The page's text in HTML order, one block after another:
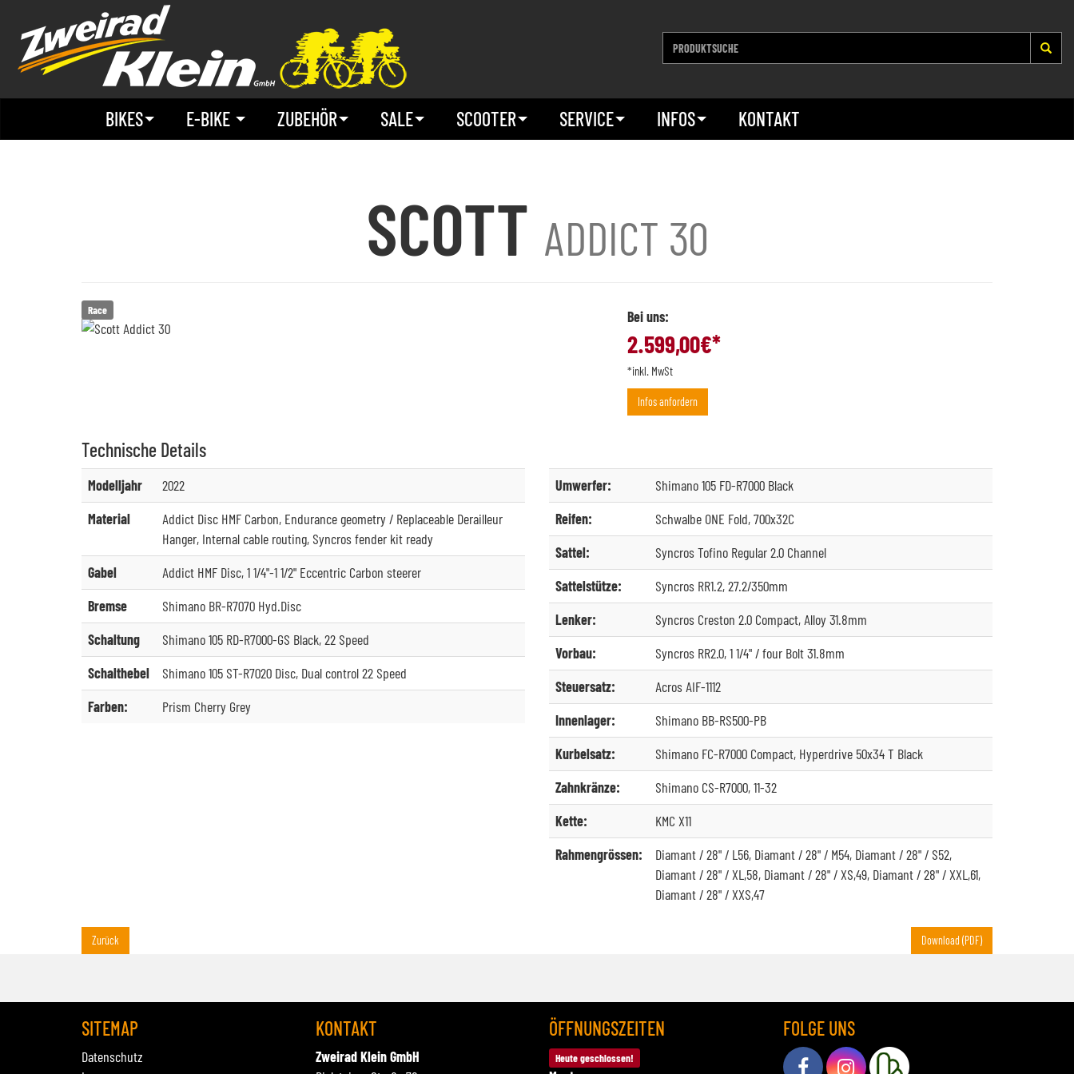
BIKES E-BIKE ZUBEHÖR SALE SCOOTER SERVICE INFOS KONTAKT
SCOTT ADDICT 30
Race Bei uns:
2.599,00€*
*inkl. MwSt
Infos anfordern
Technische Details
Modelljahr
2022
Material
Addict Disc HMF Carbon, Endurance geometry / Replaceable Derailleur
Hanger, Internal cable routing, Syncros fender kit ready
Gabel
Addict HMF Disc, 1 1/4"-1 1/2" Eccentric Carbon steerer
Bremse
Shimano BR-R7070 Hyd.Disc
Schaltung
Shimano 105 RD-R7000-GS Black, 22 Speed
Schalthebel
Shimano 105 ST-R7020 Disc, Dual control 22 Speed
Farben:
Prism Cherry Grey
Umwerfer:
Shimano 105 FD-R7000 Black
Reifen:
Schwalbe ONE Fold, 700x32C
Sattel:
Syncros Tofino Regular 2.0 Channel
Sattelstütze:
Syncros RR1.2, 27.2/350mm
Lenker:
Syncros Creston 2.0 Compact, Alloy 31.8mm
Vorbau:
Syncros RR2.0, 1 1/4" / four Bolt 31.8mm
Steuersatz:
Acros AIF-1112
Innenlager:
Shimano BB-RS500-PB
Kurbelsatz:
Shimano FC-R7000 Compact, Hyperdrive 50x34 T Black
Zahnkränze:
Shimano CS-R7000, 11-32
Kette:
KMC X11
Rahmengrössen:
Diamant / 28" / L56, Diamant / 28" / M54, Diamant / 28" / S52,
Diamant / 28" / XL,58, Diamant / 28" / XS,49, Diamant / 28" / XXL,61,
Diamant / 28" / XXS,47
Zurück Download (PDF)
SITEMAP
Datenschutz
KONTAKT
Zweirad Klein GmbH
ÖFFNUNGSZEITEN
Heute geschlossen!
FOLGE UNS